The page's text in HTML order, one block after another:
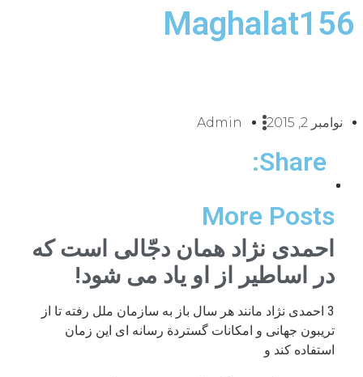
Maghalat156
نوامبر 2, 2015 Admin
Share:
More Posts
احمدی نژاد همان دجّالی است که
در اساطیر از او یاد می شود!
3 احمدی نژاد مانند هر سال باز به سازمان ملل رفته تا از
تریبون جهانی و امکانات گستردة رسانه ای این زمان
استفاده کند و